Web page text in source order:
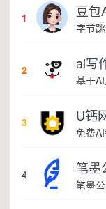
1 豆包
2 ai写
3 U钙
免费
4 笔墨